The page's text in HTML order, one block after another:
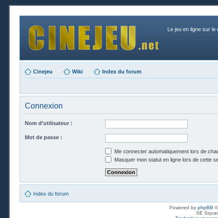
Le jeu en ligne sur le
Cinejeu Wiki Index du forum
Connexion
Nom d’utilisateur :
Mot de passe :
Me connecter automatiquement lors de
Masquer mon statut en ligne lors de cette
Index du forum
Powered by phpBB
SE